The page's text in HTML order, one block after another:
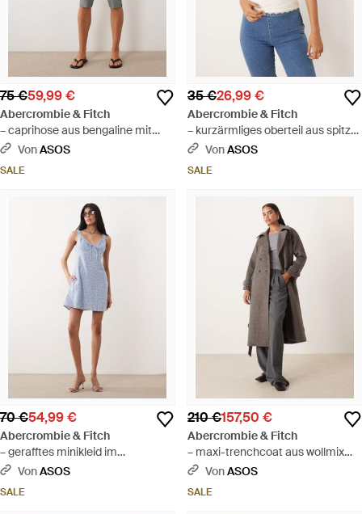
75 €59,99 €
Abercrombie & Fitch
– caprihose aus bengaline mit
vichy-karomuster und hohem
VonASOS
SALE
35 €26,99 €
Abercrombie & Fitch
– kurzärmliges oberteil aus spitze
- Blau
VonASOS
SALE
70 €54,99 €
Abercrombie & Fitch
– gerafftes minikleid im
milchmädchen-stil mit em
VonASOS
SALE
210 €157,50 €
Abercrombie & Fitch
– maxi-trenchcoat aus wollmix
mit vichykaros - Mehrfarbig
VonASOS
SALE